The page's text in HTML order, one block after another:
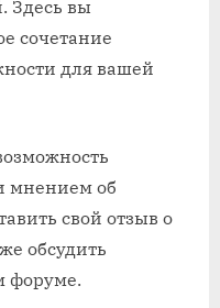
Здесь вы
сочетание
для вашей
мнением об
свой отзыв о
обсудить
форуме.